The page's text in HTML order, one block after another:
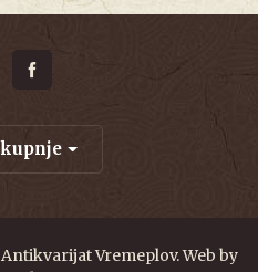
Vremeplov. Web by